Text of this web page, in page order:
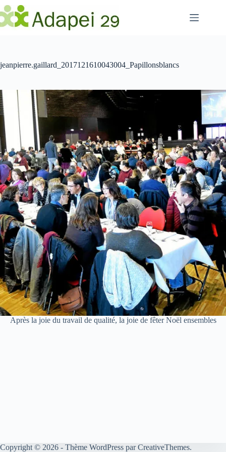
Passer
au
contenu
jeanpierre.gaillard_2017121610043004_Papillonsblancs
Après la joie du travail de qualité, la joie de fêter Noël ensembles
Copyright © 2026 - Thème WordPress parCreativeThemes.